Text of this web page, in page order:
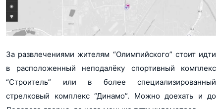
За развлечениями жителям “Олимпийского” стоит идти
в расположенный неподалёку спортивный комплекс
“Строитель” или в более специализированный
стрелковый комплекс “Динамо”. Можно доехать и до